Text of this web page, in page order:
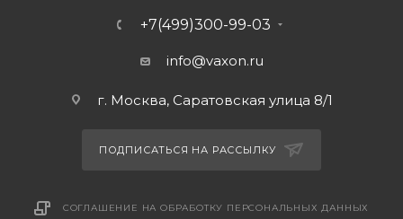
+7(499)300-99-03
info@vaxon.ru
г. Москва, Саратовская улица 8/1
ПОДПИСАТЬСЯ НА РАССЫЛКУ
СОГЛАШЕНИЕ НА ОБРАБОТКУ ПЕРСОНАЛЬНЫХ ДАННЫХ